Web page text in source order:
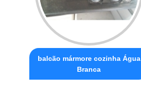
balcão mármore cozinha Água
Branca